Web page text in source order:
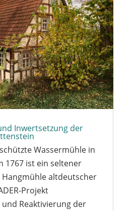
Inwertsetzung der
Wassermühle in
1767 ist ein seltener
altdeutscher
Projekt
Reaktivierung der